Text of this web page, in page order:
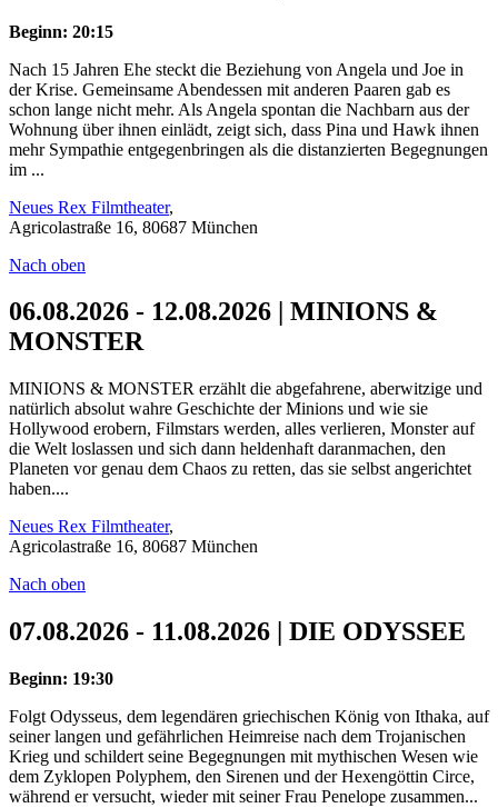
Beginn: 20:15
Nach 15 Jahren Ehe steckt die Beziehung von Angela und Joe in
der Krise. Gemeinsame Abendessen mit anderen Paaren gab es
schon lange nicht mehr. Als Angela spontan die Nachbarn aus der
Wohnung über ihnen einlädt, zeigt sich, dass Pina und Hawk ihnen
mehr Sympathie entgegenbringen als die distanzierten Begegnungen
im ...
Neues Rex Filmtheater,
Agricolastraße 16, 80687 München
Nach oben
06.08.2026 - 12.08.2026 | MINIONS &
MONSTER
MINIONS & MONSTER erzählt die abgefahrene, aberwitzige und
natürlich absolut wahre Geschichte der Minions und wie sie
Hollywood erobern, Filmstars werden, alles verlieren, Monster auf
die Welt loslassen und sich dann heldenhaft daranmachen, den
Planeten vor genau dem Chaos zu retten, das sie selbst angerichtet
haben....
Neues Rex Filmtheater,
Agricolastraße 16, 80687 München
Nach oben
07.08.2026 - 11.08.2026 | DIE ODYSSEE
Beginn: 19:30
Folgt Odysseus, dem legendären griechischen König von Ithaka, auf
seiner langen und gefährlichen Heimreise nach dem Trojanischen
Krieg und schildert seine Begegnungen mit mythischen Wesen wie
dem Zyklopen Polyphem, den Sirenen und der Hexengöttin Circe,
während er versucht, wieder mit seiner Frau Penelope zusammen...